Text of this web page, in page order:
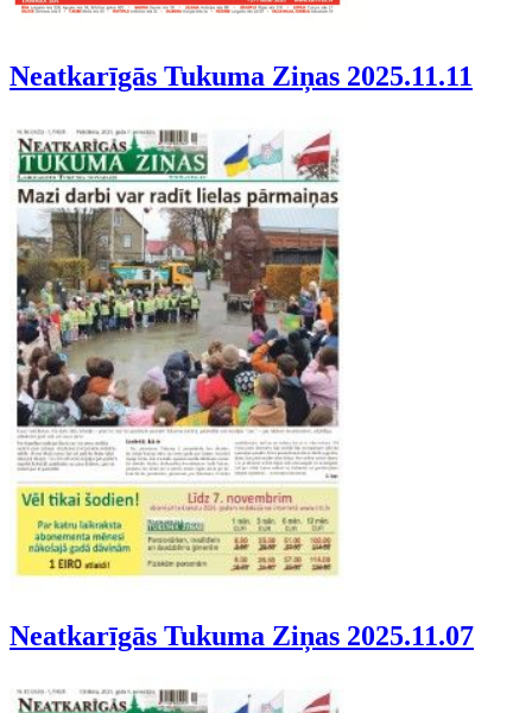
Neatkarīgās Tukuma Ziņas 2025.11.11
Neatkarīgās Tukuma Ziņas 2025.11.07